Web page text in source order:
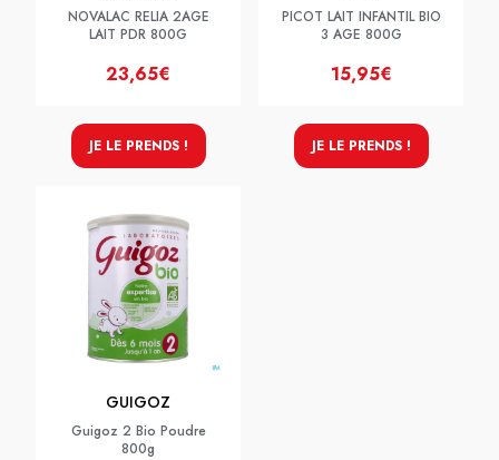
NOVALAC RELIA 2AGE
LAIT PDR 800G
23,65€
JE LE PRENDS !
PICOT LAIT INFANTIL BIO
3 AGE 800G
15,95€
JE LE PRENDS !
GUIGOZ
Guigoz 2 Bio Poudre
800g